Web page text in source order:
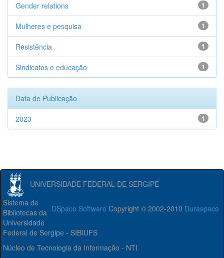
1
Gender relations
1
Mulheres e pesquisa
1
Resistência
1
Sindicatos e educação
Data de Publicação
1
2023
UNIVERSIDADE FEDERAL DE SERGIPE
DSpace Software Copyright © 2002-2010 Duraspace
Sistema de
Bibliotecas da
Universidade
Federal de Sergipe - SIBIUFS
Núcleo de Tecnologia da Informação - NTI